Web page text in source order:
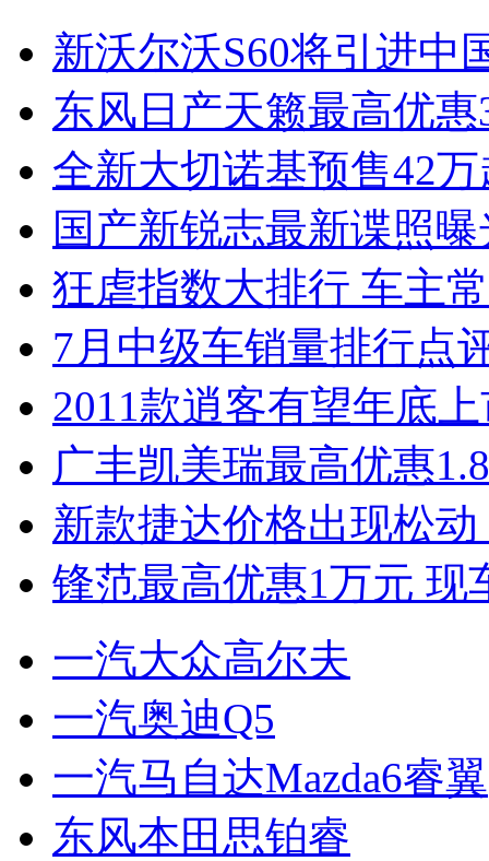
新沃尔沃S60将引进中
东风日产天籁最高优
全新大切诺基预售42
国产新锐志最新谍照
狂虐指数大排行 车主
7月中级车销量排行点
2011款逍客有望年底
广丰凯美瑞最高优惠
新款捷达价格出现松
锋范最高优惠1万元 现
一汽大众高尔夫
一汽奥迪Q5
一汽马自达Mazda6睿翼
东风本田思铂睿